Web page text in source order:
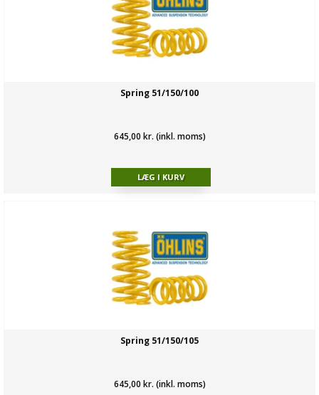
Spring 51/150/100
645,00 kr. (inkl. moms)
Spring 51/150/105
645,00 kr. (inkl. moms)